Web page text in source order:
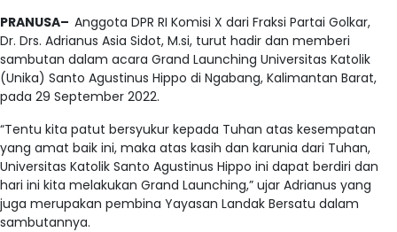
PRANUSA– Anggota DPR RI Komisi X dari Fraksi Partai Golkar,
Dr. Drs. Adrianus Asia Sidot, M.si, turut hadir dan memberi
sambutan dalam acara Grand Launching Universitas Katolik
(Unika) Santo Agustinus Hippo di Ngabang, Kalimantan Barat,
pada 29 September 2022.
“Tentu kita patut bersyukur kepada Tuhan atas kesempatan
yang amat baik ini, maka atas kasih dan karunia dari Tuhan,
Universitas Katolik Santo Agustinus Hippo ini dapat berdiri dan
hari ini kita melakukan Grand Launching,” ujar Adrianus yang
juga merupakan pembina Yayasan Landak Bersatu dalam
sambutannya.